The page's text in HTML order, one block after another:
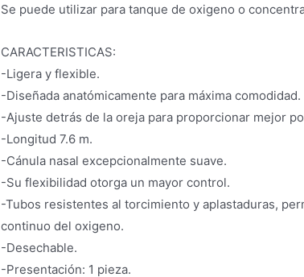
Se puede utilizar para tanque de oxigeno o
CARACTERISTICAS:
-Ligera y flexible.
-Diseñada anatómicamente para máxima comodidad.
-Ajuste detrás de la oreja para proporcionar mejor
-Longitud 7.6 m.
-Cánula nasal excepcionalmente suave.
-Su flexibilidad otorga un mayor control.
-Tubos resistentes al torcimiento y aplastaduras,
continuo del oxigeno.
-Desechable.
-Presentación: 1 pieza.